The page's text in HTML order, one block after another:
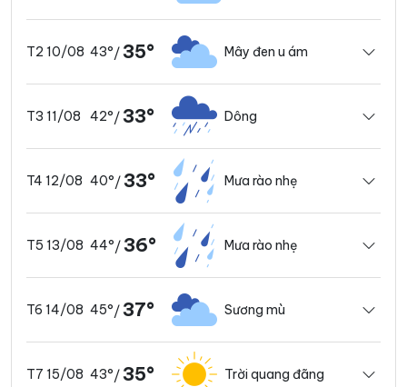
T2 10/08 43°/ 35° Mây đen u ám
T3 11/08 42°/ 33° Dông
T4 12/08 40°/ 33° Mưa rào nhẹ
T5 13/08 44°/ 36° Mưa rào nhẹ
T6 14/08 45°/ 37° Sương mù
T7 15/08 43°/ 35° Trời quang đãng